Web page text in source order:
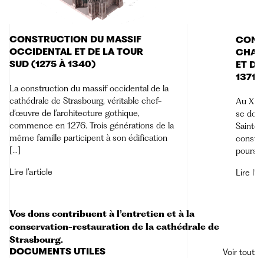
CONSTRUCTION DU MASSIF
OCCIDENTAL ET DE LA TOUR
SUD (1275 À 1340)
La construction du massif occidental de la
cathédrale de Strasbourg, véritable chef-
d’œuvre de l’architecture gothique,
commence en 1276. Trois générations de la
même famille participent à son édification
[…]
Lire l’article
ET
1371)
Au XIV
se
Lire
Vos dons contribuent à l’entretien et à la
conservation-restauration de la cathédrale de
Strasbourg.
DOCUMENTS UTILES
Voir tout